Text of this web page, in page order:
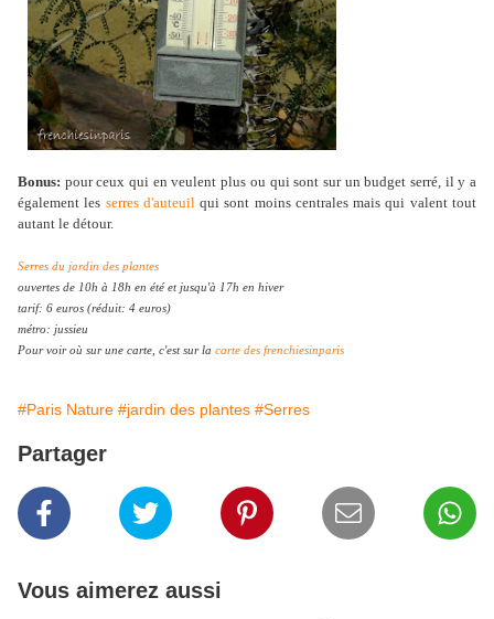
Bonus: pour ceux qui en veulent plus ou qui sont sur un budget serré, il y a
également les serres d'auteuilqui sont moins centrales mais qui valent tout
autant le détour.
Serres du jardin des plantes
ouvertes de 10h à 18h en été et jusqu'à 17h en hiver
tarif: 6 euros (réduit: 4 euros)
métro: jussieu
Pour voir où sur une carte, c'est sur la carte des frenchiesinparis
#Paris Nature #jardin des plantes #Serres
Partager
Vous aimerez aussi